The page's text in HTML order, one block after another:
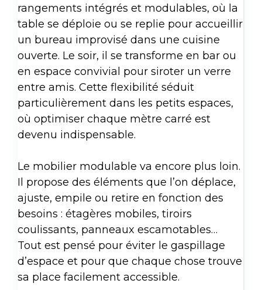
rangements intégrés et modulables, où la
table se déploie ou se replie pour accueillir
un bureau improvisé dans une cuisine
ouverte. Le soir, il se transforme en bar ou
en espace convivial pour siroter un verre
entre amis. Cette flexibilité séduit
particulièrement dans les petits espaces,
où optimiser chaque mètre carré est
devenu indispensable.
Le mobilier modulable va encore plus loin.
Il propose des éléments que l’on déplace,
ajuste, empile ou retire en fonction des
besoins : étagères mobiles, tiroirs
coulissants, panneaux escamotables…
Tout est pensé pour éviter le gaspillage
d’espace et pour que chaque chose trouve
sa place facilement accessible.